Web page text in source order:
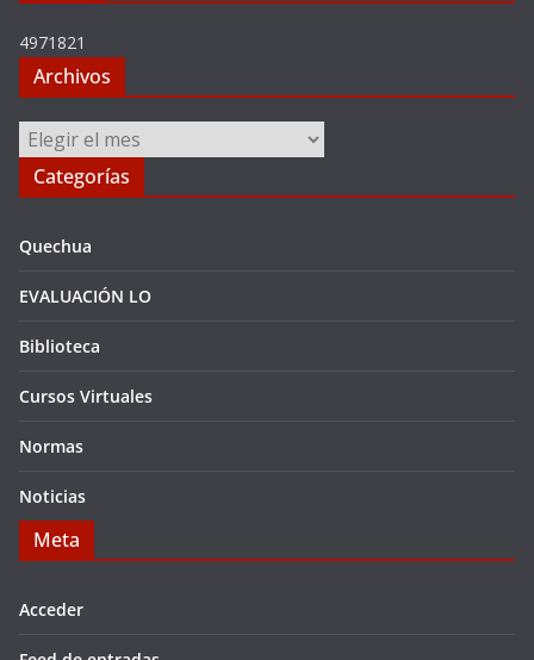
4971821
Archivos
Archivos
Categorías
Quechua
EVALUACIÓN LO
Biblioteca
Cursos Virtuales
Normas
Noticias
Meta
Acceder